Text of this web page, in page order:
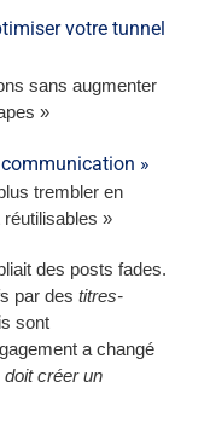
votre tunnel
sans augmenter
»
»
trembler en
»
des posts fades.
par destitres-
sont
a changé
doit créer un